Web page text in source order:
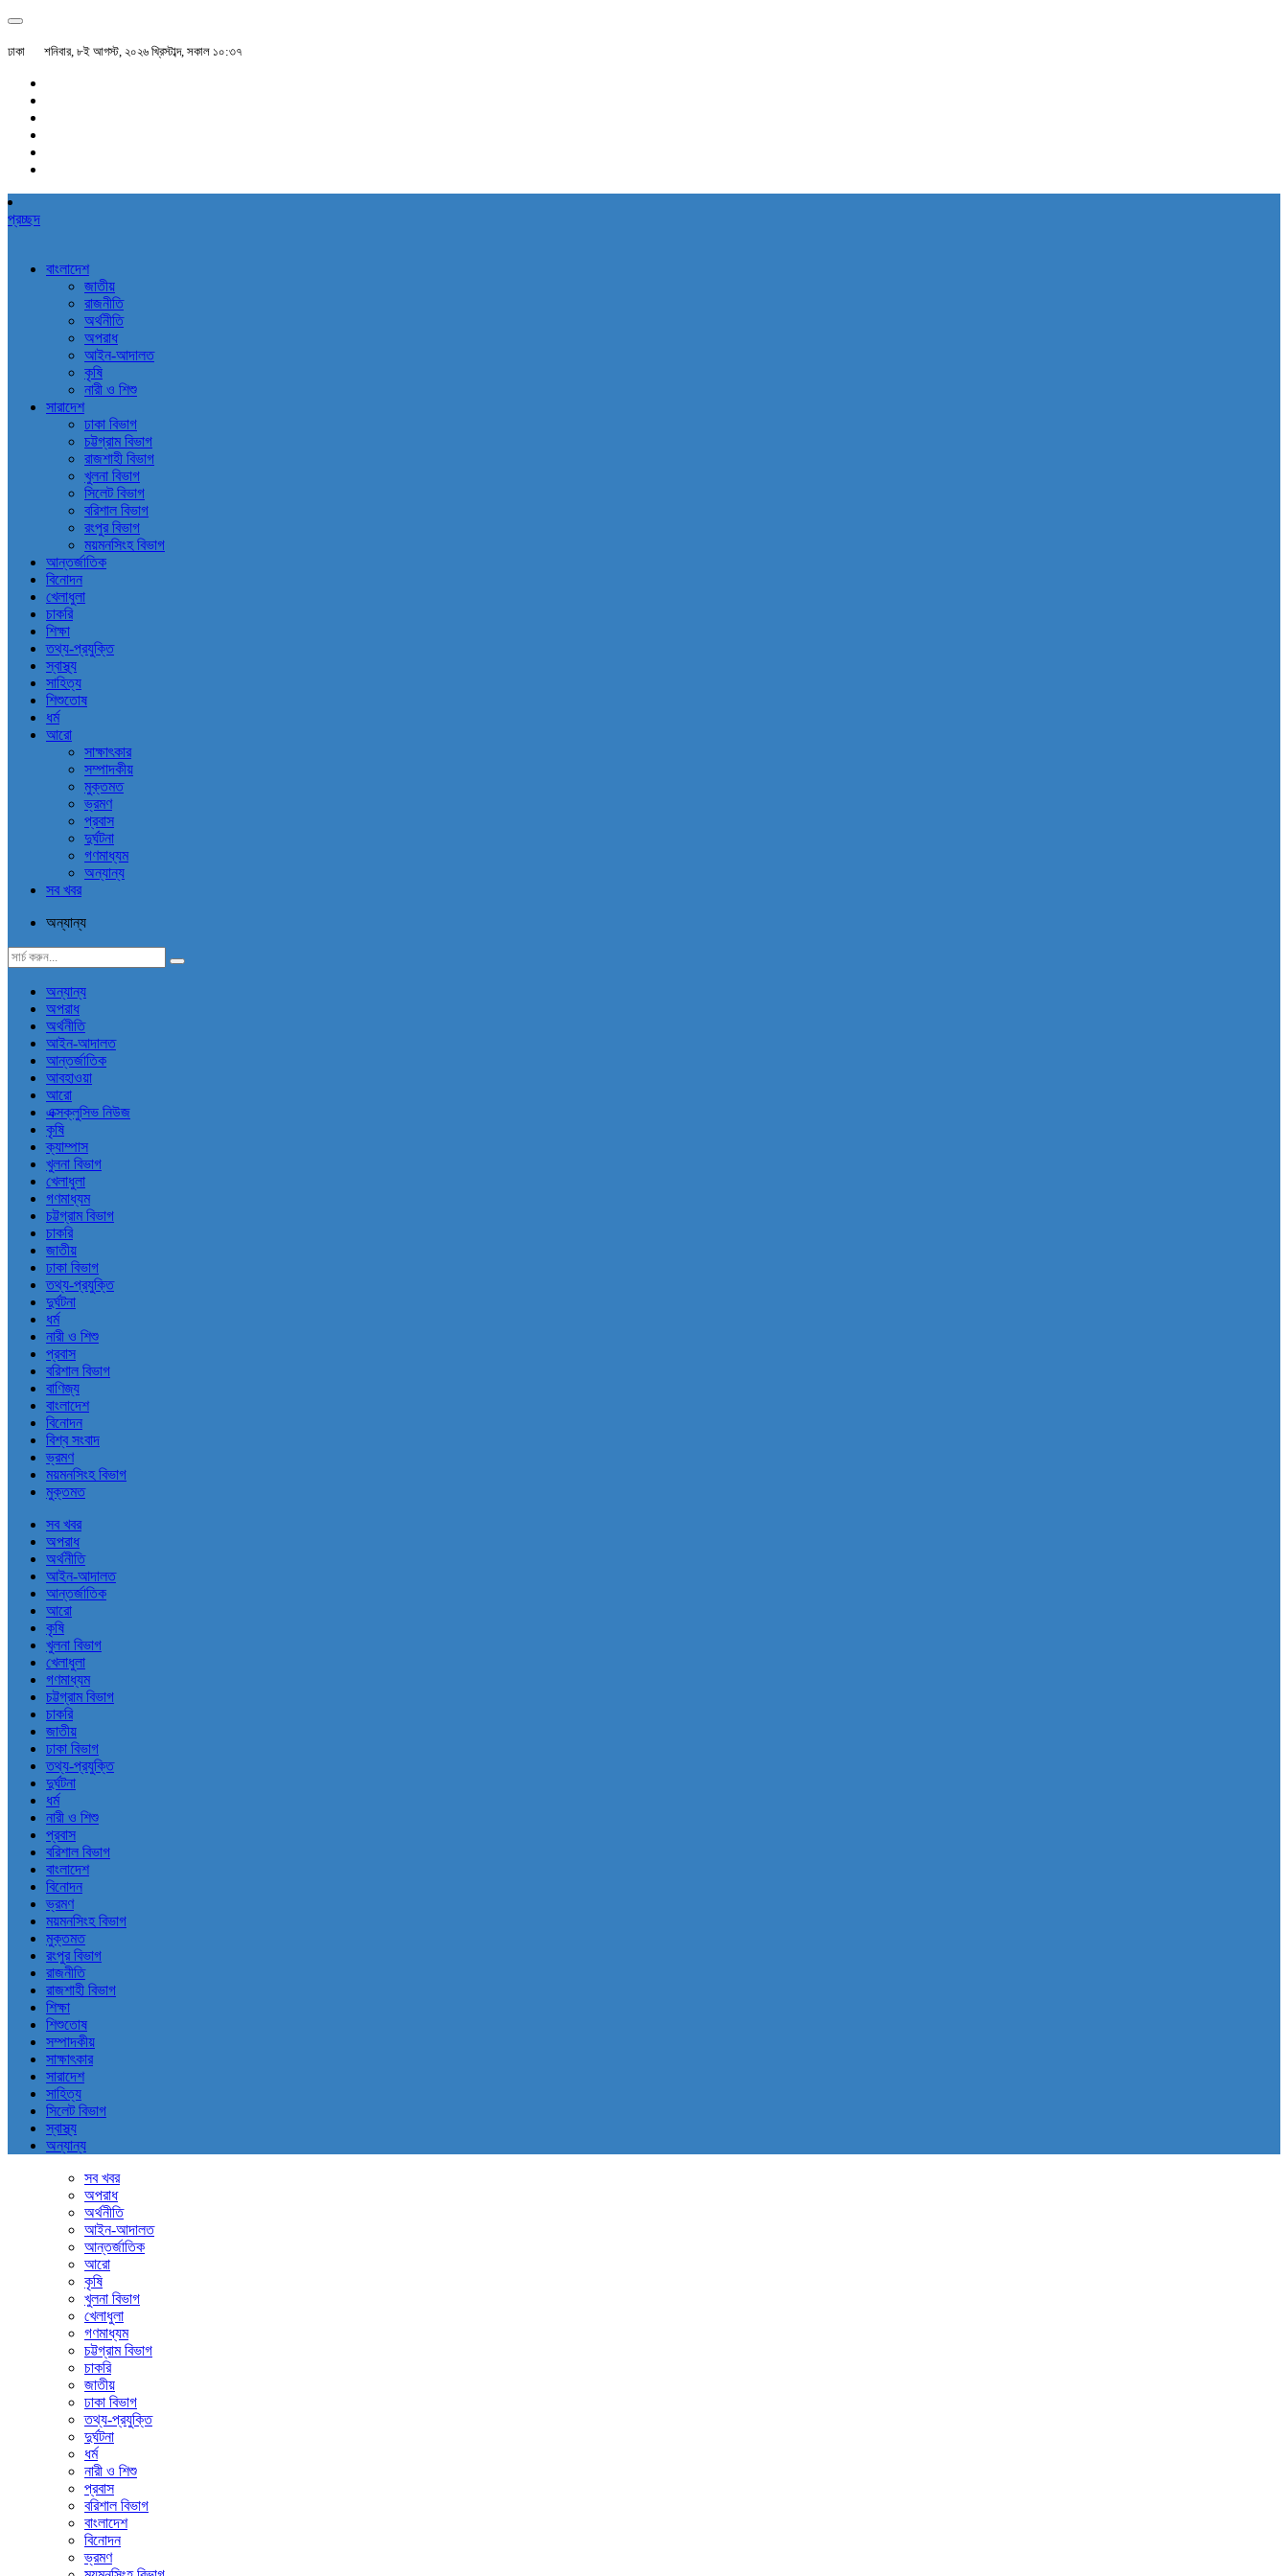
ঢাকা শনিবার, ৮ই আগস্ট, ২০২৬ খ্রিস্টাব্দ, সকাল ১০:৩৭
প্রচ্ছদ
বাংলাদেশ
জাতীয়
রাজনীতি
অর্থনীতি
অপরাধ
আইন-আদালত
কৃষি
নারী ও শিশু
সারাদেশ
ঢাকা বিভাগ
চট্টগ্রাম বিভাগ
রাজশাহী বিভাগ
খুলনা বিভাগ
সিলেট বিভাগ
বরিশাল বিভাগ
রংপুর বিভাগ
ময়মনসিংহ বিভাগ
আন্তর্জাতিক
বিনোদন
খেলাধুলা
চাকরি
শিক্ষা
তথ্য-প্রযুক্তি
স্বাস্থ্য
সাহিত্য
শিশুতোষ
ধর্ম
আরো
সাক্ষাৎকার
সম্পাদকীয়
মুক্তমত
ভ্রমণ
প্রবাস
দুর্ঘটনা
গণমাধ্যম
অন্যান্য
সব খবর
অন্যান্য
অন্যান্য
অপরাধ
অর্থনীতি
আইন-আদালত
আন্তর্জাতিক
আবহাওয়া
আরো
এক্সক্লুসিভ নিউজ
কৃষি
ক্যাম্পাস
খুলনা বিভাগ
খেলাধুলা
গণমাধ্যম
চট্টগ্রাম বিভাগ
চাকরি
জাতীয়
ঢাকা বিভাগ
তথ্য-প্রযুক্তি
দুর্ঘটনা
ধর্ম
নারী ও শিশু
প্রবাস
বরিশাল বিভাগ
বাণিজ্য
বাংলাদেশ
বিনোদন
বিশ্ব সংবাদ
ভ্রমণ
ময়মনসিংহ বিভাগ
মুক্তমত
সব খবর
অপরাধ
অর্থনীতি
আইন-আদালত
আন্তর্জাতিক
আরো
কৃষি
খুলনা বিভাগ
খেলাধুলা
গণমাধ্যম
চট্টগ্রাম বিভাগ
চাকরি
জাতীয়
ঢাকা বিভাগ
তথ্য-প্রযুক্তি
দুর্ঘটনা
ধর্ম
নারী ও শিশু
প্রবাস
বরিশাল বিভাগ
বাংলাদেশ
বিনোদন
ভ্রমণ
ময়মনসিংহ বিভাগ
মুক্তমত
রংপুর বিভাগ
রাজনীতি
রাজশাহী বিভাগ
শিক্ষা
শিশুতোষ
সম্পাদকীয়
সাক্ষাৎকার
সারাদেশ
সাহিত্য
সিলেট বিভাগ
স্বাস্থ্য
অন্যান্য
সব খবর
অপরাধ
অর্থনীতি
আইন-আদালত
আন্তর্জাতিক
আরো
কৃষি
খুলনা বিভাগ
খেলাধুলা
গণমাধ্যম
চট্টগ্রাম বিভাগ
চাকরি
জাতীয়
ঢাকা বিভাগ
তথ্য-প্রযুক্তি
দুর্ঘটনা
ধর্ম
নারী ও শিশু
প্রবাস
বরিশাল বিভাগ
বাংলাদেশ
বিনোদন
ভ্রমণ